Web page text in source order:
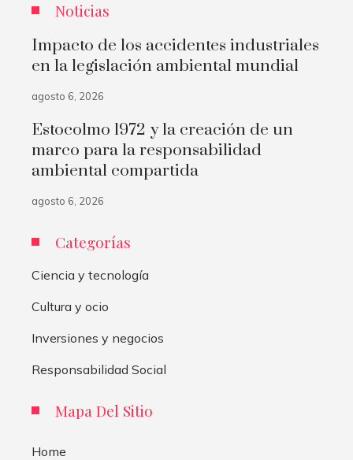
Noticias
Impacto de los accidentes industriales
en la legislación ambiental mundial
agosto 6, 2026
Estocolmo 1972 y la creación de un
marco para la responsabilidad
ambiental compartida
agosto 6, 2026
Categorías
Ciencia y tecnología
Cultura y ocio
Inversiones y negocios
Responsabilidad Social
Mapa Del Sitio
Home